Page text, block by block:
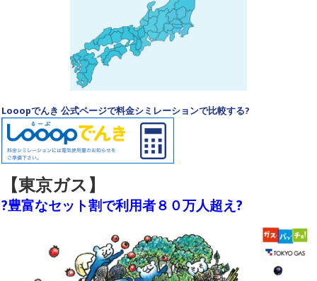
Looopでんき 公式ページで料金シミレーションで比較する?
【東京ガス】
?豊富なセット割で利用者８０万人超え?